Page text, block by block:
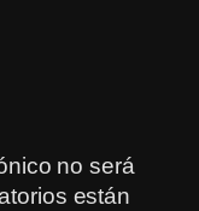
no será
están